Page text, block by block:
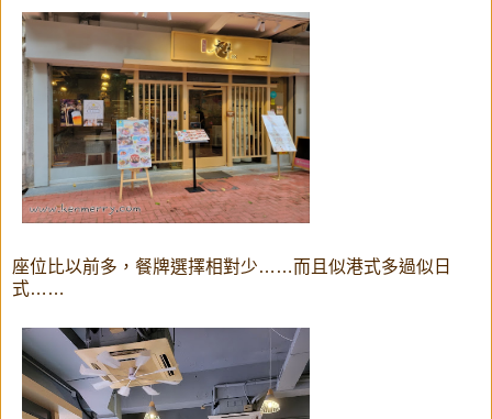
座位比以前多，餐牌選擇相對少……而且似港式多過似日
式……